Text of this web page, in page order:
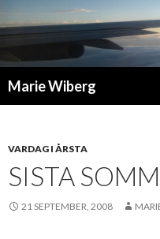
Marie Wiberg
VARDAG I ÅRSTA
SISTA
21 SEPTEMBER, 2008